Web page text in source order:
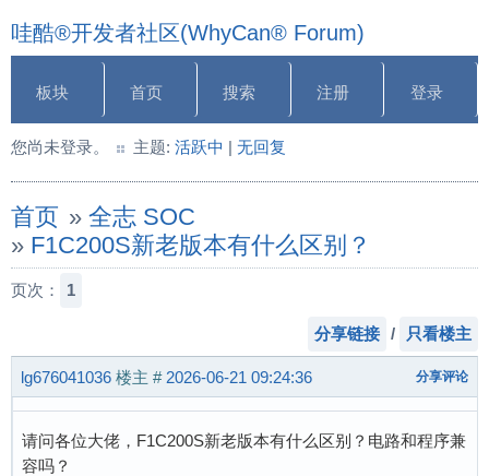
哇酷®开发者社区(WhyCan® Forum)
板块 首页 搜索 注册 登录
您尚未登录。 主题: 活跃中 | 无回复
首页 » 全志 SOC
» F1C200S新老版本有什么区别？
页次： 1
分享链接 / 只看楼主
lg676041036 楼主 # 2026-06-21 09:24:36 分享评论
请问各位大佬，F1C200S新老版本有什么区别？电路和程序兼
容吗？